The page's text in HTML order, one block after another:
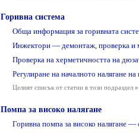
Горивна система
Обща информация за горивната
Инжектори — демонтаж, проверка и
Проверка на херметичността на
Регулиране на началното налягане на
Целият списък от статии в този подраздел »
Помпа за високо налягане
Горивна помпа за високо налягане —